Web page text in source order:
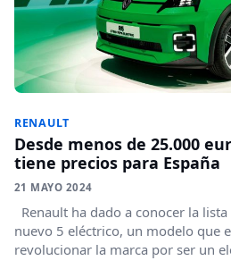
RENAULT
Desde menos de 25.000
tiene precios para España
21 MAYO 2024
Renault ha dado a conocer la
nuevo 5 eléctrico, un modelo que
revolucionar la marca por ser un